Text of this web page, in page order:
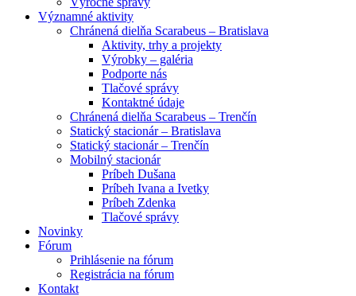
Významné aktivity
Chránená dielňa Scarabeus – Bratislava
Aktivity, trhy a projekty
Výrobky – galéria
Podporte nás
Tlačové správy
Kontaktné údaje
Chránená dielňa Scarabeus – Trenčín
Statický stacionár – Bratislava
Statický stacionár – Trenčín
Mobilný stacionár
Príbeh Dušana
Príbeh Ivana a Ivetky
Príbeh Zdenka
Tlačové správy
Novinky
Fórum
Prihlásenie na fórum
Registrácia na fórum
Kontakt